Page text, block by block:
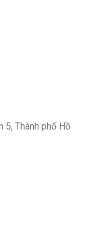
5, Thành phố Hồ